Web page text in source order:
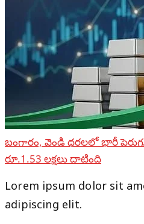
బంగారం, వెండి ధరలలో భారీ
రూ.1.53 లక్షలు దాటింది
Lorem ipsum dolor sit
adipiscing elit.